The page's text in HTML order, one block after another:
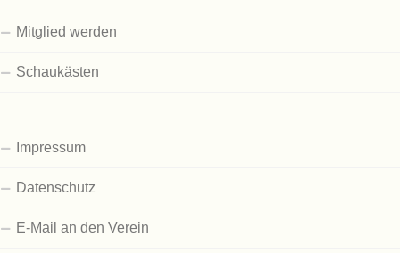
Mitglied werden
Schaukästen
Impressum
Datenschutz
E-Mail an den Verein